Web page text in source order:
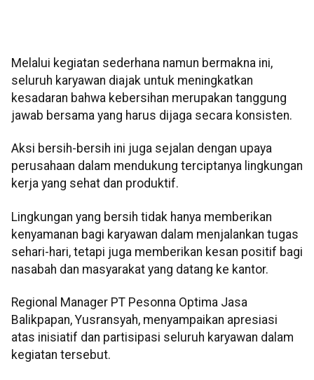
Melalui kegiatan sederhana namun bermakna ini,
seluruh karyawan diajak untuk meningkatkan
kesadaran bahwa kebersihan merupakan tanggung
jawab bersama yang harus dijaga secara konsisten.
Aksi bersih-bersih ini juga sejalan dengan upaya
perusahaan dalam mendukung terciptanya lingkungan
kerja yang sehat dan produktif.
Lingkungan yang bersih tidak hanya memberikan
kenyamanan bagi karyawan dalam menjalankan tugas
sehari-hari, tetapi juga memberikan kesan positif bagi
nasabah dan masyarakat yang datang ke kantor.
Regional Manager PT Pesonna Optima Jasa
Balikpapan, Yusransyah, menyampaikan apresiasi
atas inisiatif dan partisipasi seluruh karyawan dalam
kegiatan tersebut.